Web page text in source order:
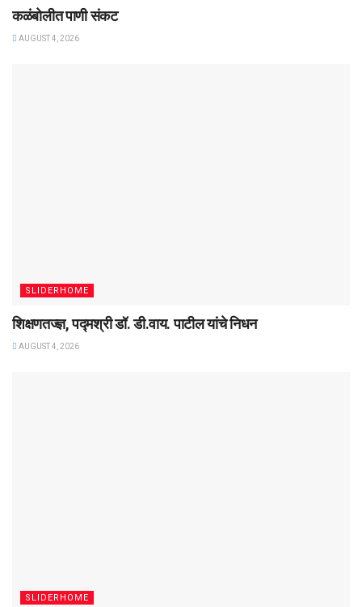
कळंबोलीत पाणी संकट
AUGUST 4, 2026
SLIDERHOME
शिक्षणतज्ज्ञ, पद्मश्री डॉ. डी.वाय. पाटील यांचे निधन
AUGUST 4, 2026
SLIDERHOME